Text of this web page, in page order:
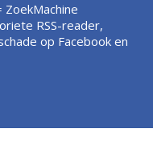
ZoekMachine
RSS-reader,
op Facebook en